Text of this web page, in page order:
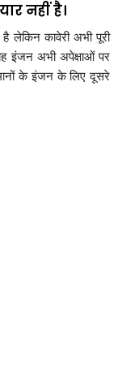
नहीं है।
लेकिन कावेरी अभी पूरी
इंजन अभी अपेक्षाओं पर
के इंजन के लिए दूसरे